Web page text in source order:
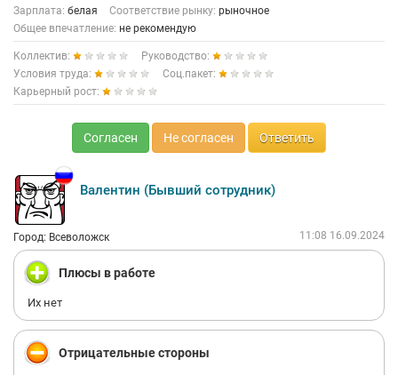
Зарплата: белая Соответствие рынку: рыночное
Общее впечатление: не рекомендую
Коллектив:
Руководство:
Условия труда:
Соц.пакет:
Карьерный рост:
Согласен Не согласен Ответить
Валентин (Бывший сотрудник)
Город: Всеволожск 11:08 16.09.2024
Плюсы в работе
Их нет
Отрицательные стороны